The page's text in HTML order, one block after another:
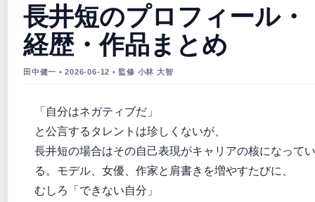
長井短のプロフィール・
経歴・作品まとめ
田中健一 • 2026-06-12 • 監修 小林 大智
「自分はネガティブだ」
と公言するタレントは珍しくないが、
長井短の場合はその自己表現がキャリアの核になってい
る。モデル、女優、作家と肩書きを増やすたびに、
むしろ「できない自分」